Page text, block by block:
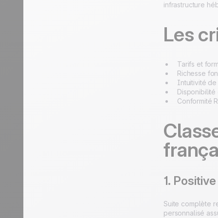
infrastructure
Les
Tarifs et
Richesse
Intuitivité
Conformité
1.
Suite complète
personnalisé